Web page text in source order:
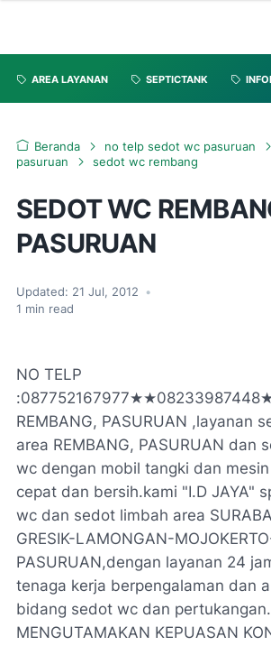
AREA LAYANAN SEPTICTANK
Beranda no telp sedot wc pasuruan
pasuruan
sedot wc rembang
SEDOT WC
PASURUAN
Updated: 21 Jul, 2012
•
1 min read
NO TELP
REMBANG, PASURUAN ,layanan
area REMBANG, PASURUAN dan
wc dengan mobil tangki dan
cepat dan bersih.kami "I.D JAYA"
wc dan sedot limbah area
GRESIK-LAMONGAN-
PASURUAN,dengan layanan 24
tenaga kerja berpengalaman dan
bidang sedot wc dan pertukangan.
MENGUTAMAKAN KEPUASAN